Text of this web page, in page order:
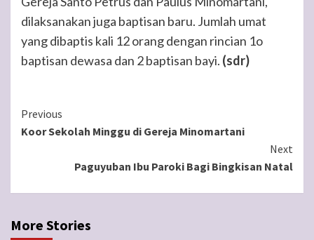
dilaksanakan juga baptisan baru. Jumlah umat
yang dibaptis kali 12 orang dengan rincian 1o
baptisan dewasa dan 2 baptisan bayi. (sdr)
Continue
Reading
Previous
Koor Sekolah Minggu di Gereja Minomartani
Next
Paguyuban Ibu Paroki Bagi Bingkisan Natal
More Stories